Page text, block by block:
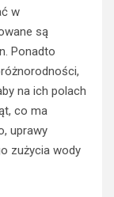
w
są
Ponadto
na ich polach
co ma
uprawy
zużycia wody